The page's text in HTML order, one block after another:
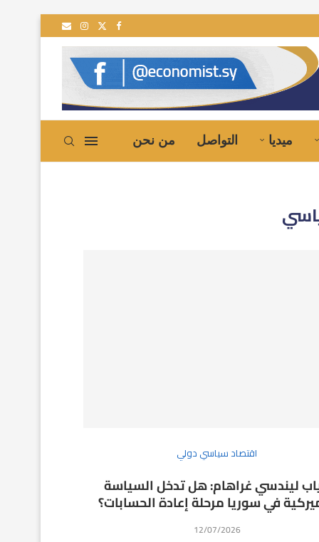
ميديا التواصل من نحن
اقتصاد سياسي دولي
ليندسي غراهام: هل تدخل السياسة
في سوريا مرحلة إعادة الحسابات؟
12/07/2026